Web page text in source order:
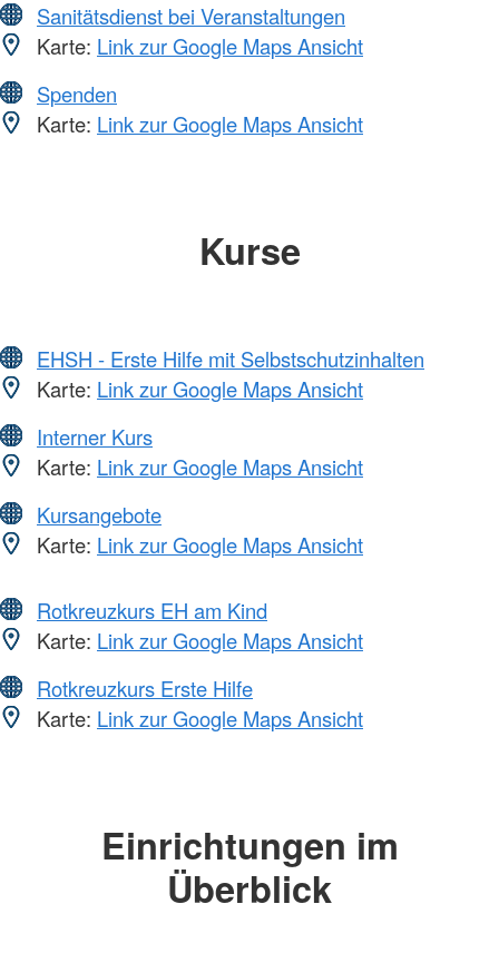
Sanitätsdienst bei Veranstaltungen
Karte: Link zur Google Maps Ansicht
Spenden
Karte: Link zur Google Maps Ansicht
Kurse
EHSH - Erste Hilfe mit Selbstschutzinhalten
Karte: Link zur Google Maps Ansicht
Interner Kurs
Karte: Link zur Google Maps Ansicht
Kursangebote
Karte: Link zur Google Maps Ansicht
Rotkreuzkurs EH am Kind
Karte: Link zur Google Maps Ansicht
Rotkreuzkurs Erste Hilfe
Karte: Link zur Google Maps Ansicht
Einrichtungen im
Überblick